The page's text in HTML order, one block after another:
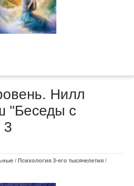
Нилл
"Беседы с
3
/ Психология 3-его тысячелетия /